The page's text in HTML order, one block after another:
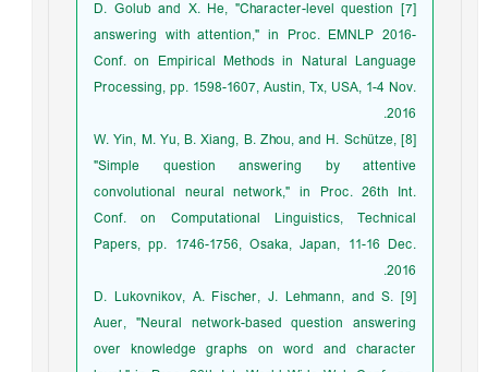
[7] D. Golub and X. He, "Character-level question
answering with attention," in Proc. EMNLP 2016-
Conf. on Empirical Methods in Natural Language
Processing, pp. 1598-1607, Austin, Tx, USA, 1-4 Nov.
2016.
[8] W. Yin, M. Yu, B. Xiang, B. Zhou, and H. Schütze,
"Simple question answering by attentive
convolutional neural network," in Proc. 26th Int.
Conf. on Computational Linguistics, Technical
Papers, pp. 1746-1756, Osaka, Japan, 11-16 Dec.
2016.
[9] D. Lukovnikov, A. Fischer, J. Lehmann, and S.
Auer, "Neural network-based question answering
over knowledge graphs on word and character